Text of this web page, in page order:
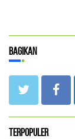
Bagikan
Terpopuler